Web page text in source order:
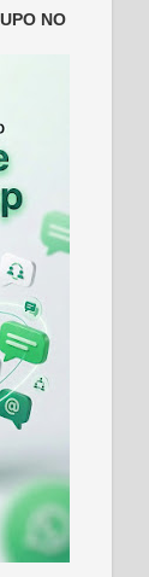
NO